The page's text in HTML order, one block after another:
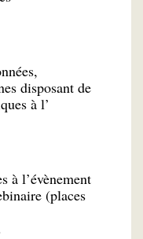
disposant de
à l’
à l’évènement
(places